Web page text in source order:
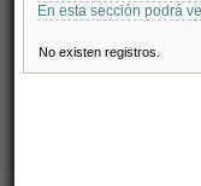
En esta sección podrá
No existen registros.